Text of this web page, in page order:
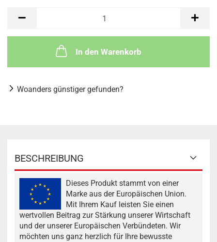
In den Warenkorb
Woanders günstiger gefunden?
BESCHREIBUNG
Dieses Produkt stammt von einer
Marke aus der Europäischen Union.
Mit Ihrem Kauf leisten Sie einen
wertvollen Beitrag zur Stärkung unserer Wirtschaft
und der unserer Europäischen Verbündeten. Wir
möchten uns ganz herzlich für Ihre bewusste